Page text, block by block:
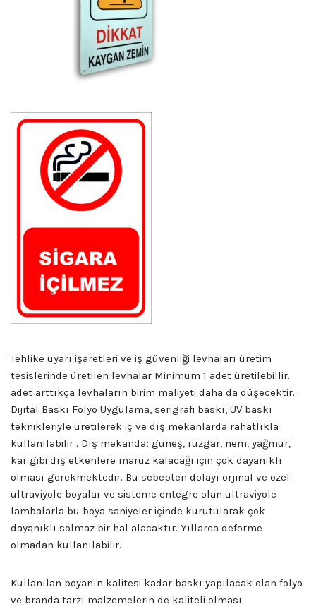
Tehlike uyarı işaretleri ve iş güvenliği levhaları üretim
tesislerinde üretilen levhalar Minimum 1 adet üretilebillir.
adet arttıkça levhaların birim maliyeti daha da düşecektir.
Dijital Baskı Folyo Uygulama, serigrafi baskı, UV baskı
teknikleriyle üretilerek iç ve dış mekanlarda rahatlıkla
kullanılabilir . Dış mekanda; güneş, rüzgar, nem, yağmur,
kar gibi dış etkenlere maruz kalacağı için çok dayanıklı
olması gerekmektedir. Bu sebepten dolayı orjinal ve özel
ultraviyole boyalar ve sisteme entegre olan ultraviyole
lambalarla bu boya saniyeler içinde kurutularak çok
dayanıklı solmaz bir hal alacaktır. Yıllarca deforme
olmadan kullanılabilir.
Kullanılan boyanın kalitesi kadar baskı yapılacak olan folyo
ve branda tarzı malzemelerin de kaliteli olması